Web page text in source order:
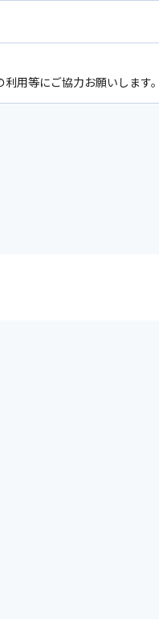
用等にご協力お願いします。